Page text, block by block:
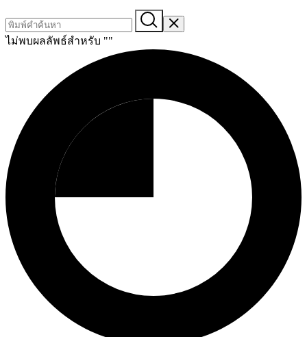
ไม่พบผลลัพธ์สำหรับ ""